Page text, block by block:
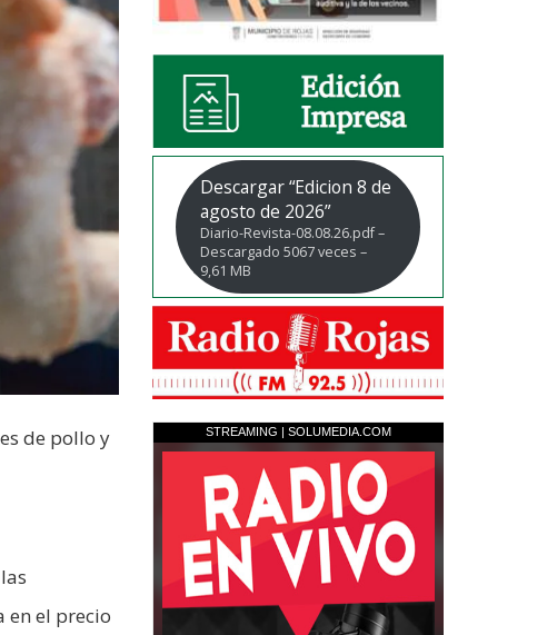
de pollo y
en el precio
Descargar “Edicion 8 de
agosto de 2026”
Diario-Revista-08.08.26.pdf –
Descargado 5067 veces –
9,61 MB